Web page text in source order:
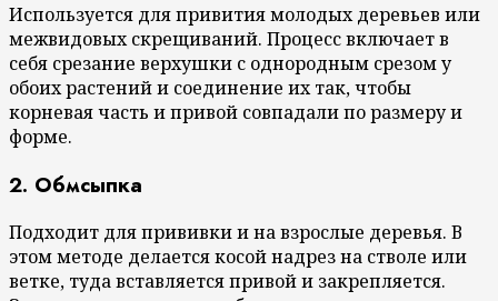
Используется для привития молодых деревьев или
межвидовых скрещиваний. Процесс включает в
себя срезание верхушки с однородным срезом у
обоих растений и соединение их так, чтобы
корневая часть и привой совпадали по размеру и
форме.
2. Обмсыпка
Подходит для прививки и на взрослые деревья. В
этом методе делается косой надрез на стволе или
ветке, туда вставляется привой и закрепляется.